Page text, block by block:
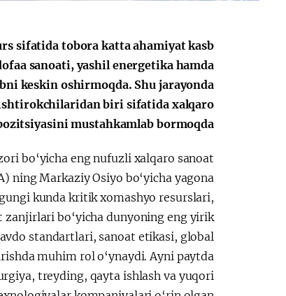
sifatida tobora katta ahamiyat kasb
sanoati, yashil energetika hamda
keskin oshirmoqda. Shu jarayonda
biri sifatida xalqaro
mustahkamlab bormoqda.
bo‘yicha eng nufuzli xalqaro sanoat
Markaziy Osiyo bo‘yicha yagona
kunda kritik xomashyo resurslari,
bo‘yicha dunyoning eng yirik
standartlari, sanoat etikasi, global
muhim rol o‘ynaydi. Ayni paytda
treyding, qayta ishlash va yuqori